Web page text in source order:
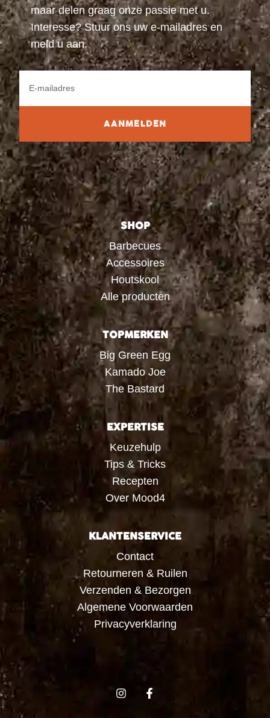
maar delen graag onze passie met u.
Interesse? Stuur ons uw e-mailadres en
meld u aan.
AANMELDEN
SHOP
Barbecues
Accessoires
Houtskool
Alle producten
TOPMERKEN
Big Green Egg
Kamado Joe
The Bastard
EXPERTISE
Keuzehulp
Tips & Tricks
Recepten
Over Mood4
KLANTENSERVICE
Contact
Retourneren & Ruilen
Verzenden & Bezorgen
Algemene Voorwaarden
Privacyverklaring